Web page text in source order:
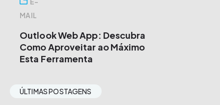
MAIL
Outlook Web App: Descubra
Como Aproveitar ao Máximo
Esta Ferramenta
ÚLTIMAS POSTAGENS